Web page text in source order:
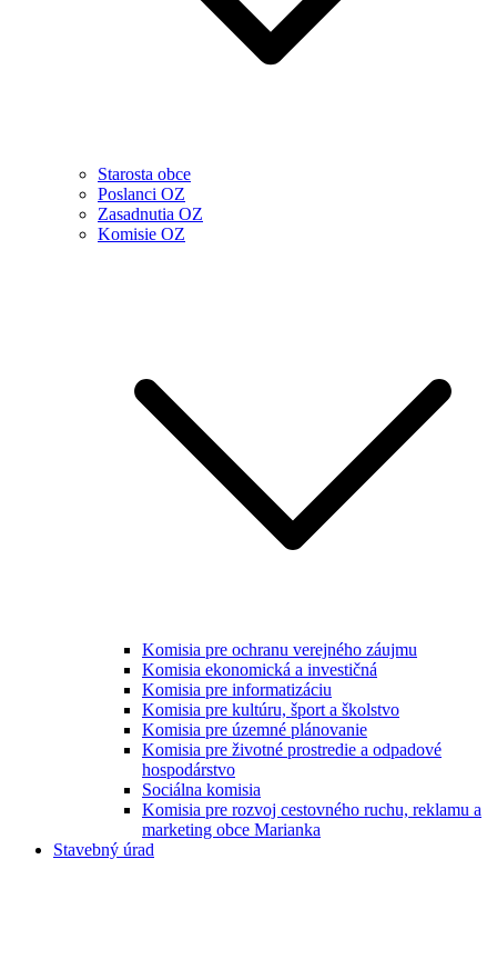
Starosta obce
Poslanci OZ
Zasadnutia OZ
Komisie OZ
Komisia pre ochranu verejného záujmu
Komisia ekonomická a investičná
Komisia pre informatizáciu
Komisia pre kultúru, šport a školstvo
Komisia pre územné plánovanie
Komisia pre životné prostredie a odpadové
hospodárstvo
Sociálna komisia
Komisia pre rozvoj cestovného ruchu, reklamu a
marketing obce Marianka
Stavebný úrad